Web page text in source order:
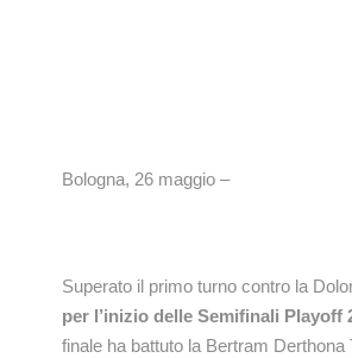
Bologna, 26 maggio –
Superato il primo turno contro la
per l’inizio delle Semifinali Playoff
finale ha battuto la Bertram